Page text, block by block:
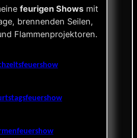
feurigen Shows mit
brennenden Seilen,
Flammenprojektoren.